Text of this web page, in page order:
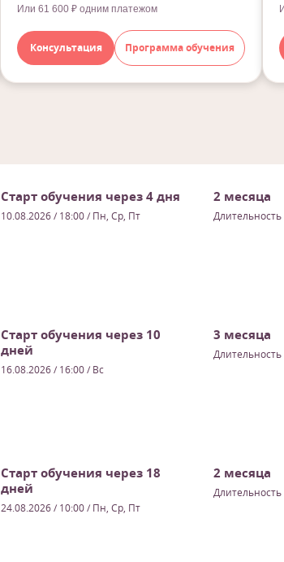
Или 61 600 ₽ одним платежом
Консультация Программа обучения
Старт обучения через 4 дня
10.08.2026 / 18:00/ Пн, Ср, Пт
2 месяца
Длительность
Старт обучения через 10
дней
16.08.2026 / 16:00/ Вс
3 месяца
Длительность
Старт обучения через 18
дней
24.08.2026 / 10:00/ Пн, Ср, Пт
2 месяца
Длительность